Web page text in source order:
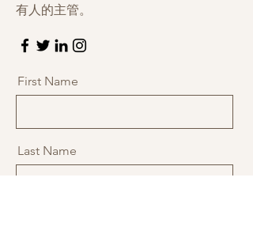
有人的主管。
First Name
Last Name